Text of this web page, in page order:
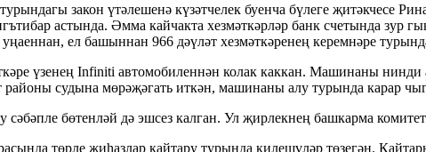
закон үтәлешенә күзәтчелек буенча бүлеге җитәкчесе
астында. Әмма кайчакта хезмәткәрләр банк счетында
ел башыннан 966 дәүләт хезмәткәренең керемнәре
үзенең Infiniti автомобиленнән колак каккан. Машинаны
судына мөрәҗәгать иткән, машинаны алу турында карар
бөтенләй дә эшсез калган. Ул җирлекнең башкарма
төрле җиһазлар кайтару турында килешүләр төзегән.